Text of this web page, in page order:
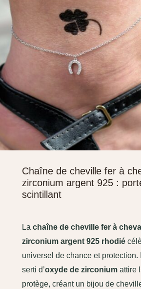
Chaîne de cheville fer à
zirconium argent 925 :
scintillant
La chaîne de cheville fer à
zirconium argent 925 rhodié
universel de chance et protection.
serti d’oxyde de zirconiumattire
protège, créant un bijou de